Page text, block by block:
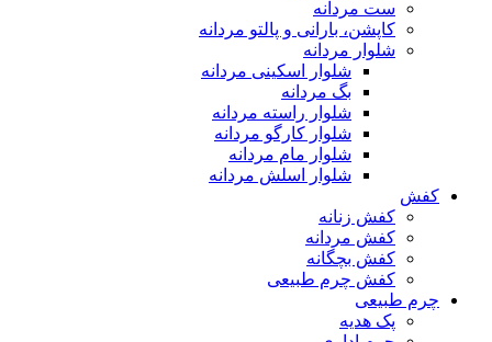
ست مردانه
کاپشن، بارانی و پالتو مردانه
شلوار مردانه
شلوار اسکینی مردانه
بگ مردانه
شلوار راسته مردانه
شلوار کارگو مردانه
شلوار مام مردانه
شلوار اسلش مردانه
کفش
کفش زنانه
کفش مردانه
کفش بچگانه
کفش چرم طبیعی
چرم طبیعی
پک هدیه